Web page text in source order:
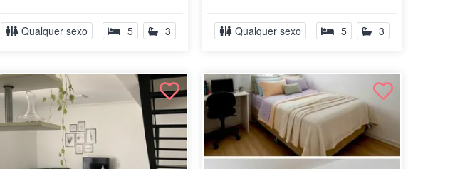
a...
Qualquer sexo 5 3
...
Qualquer sexo 5 3